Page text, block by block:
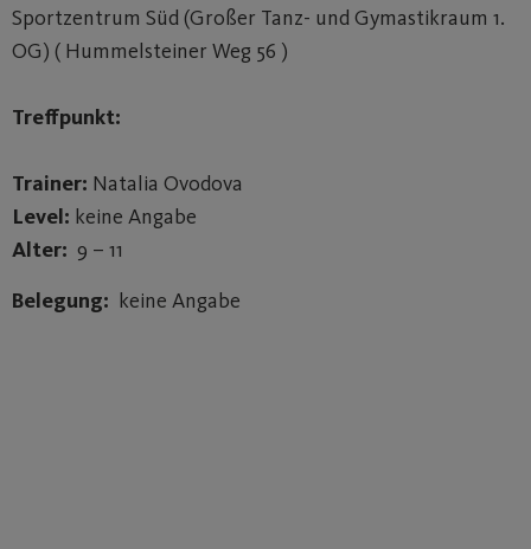
Sportzentrum Süd (Großer Tanz- und Gymastikraum 1.
OG) ( Hummelsteiner Weg 56 )
Treffpunkt:
Trainer: Natalia Ovodova
Level: keine Angabe
Alter: 9 – 11
Belegung: keine Angabe